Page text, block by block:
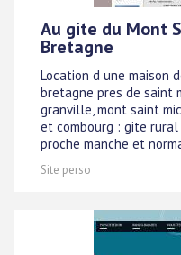
Au gite du Mont
Bretagne
Location d une maison
bretagne pres de saint
granville, mont saint
et combourg : gite
proche manche et
Site perso